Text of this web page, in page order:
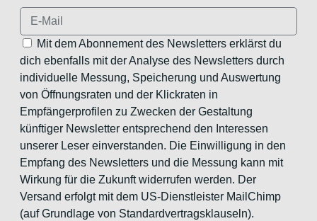
Mit dem Abonnement des Newsletters erklärst du
dich ebenfalls mit der Analyse des Newsletters durch
individuelle Messung, Speicherung und Auswertung
von Öffnungsraten und der Klickraten in
Empfängerprofilen zu Zwecken der Gestaltung
künftiger Newsletter entsprechend den Interessen
unserer Leser einverstanden. Die Einwilligung in den
Empfang des Newsletters und die Messung kann mit
Wirkung für die Zukunft widerrufen werden. Der
Versand erfolgt mit dem US-Dienstleister MailChimp
(auf Grundlage von Standardvertragsklauseln).